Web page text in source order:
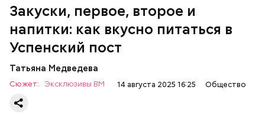
Закуски, первое, второе и
напитки: как вкусно питаться в
Успенский пост
Татьяна Медведева
Сюжет: Эксклюзивы ВМ 14 августа 2025 16:25 Общество
зелень петрушки и укропа.